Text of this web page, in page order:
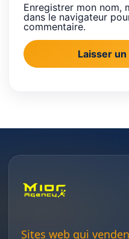
Enregistrer mon nom,
dans le navigateur
commentaire.
Sites web qui